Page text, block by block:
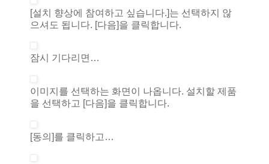
[설치 향상에 참여하고 싶습니다.]는 선택하지 않
으셔도 됩니다. [다음]을 클릭합니다.
잠시 기다리면…
이미지를 선택하는 화면이 나옵니다. 설치할 제품
을 선택하고 [다음]을 클릭합니다.
[동의]를 클릭하고…